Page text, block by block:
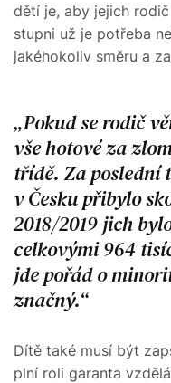
dětí je, aby jejich
stupni už je potřeba
jakéhokoliv směru a
Pokud se rodič
vše hotové za
třídě. Za poslední
v Česku přibylo
2018/2019 jich
celkovými 964
jde pořád o
značný.
Dítě také musí být
plní roli garanta